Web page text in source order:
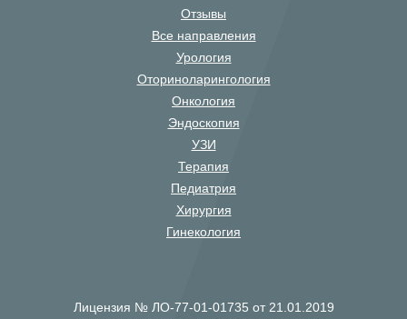
Отзывы
Все направления
Урология
Оториноларингология
Онкология
Эндоскопия
УЗИ
Терапия
Педиатрия
Хирургия
Гинекология
Лицензия № ЛО-77-01-01735 от 21.01.2019